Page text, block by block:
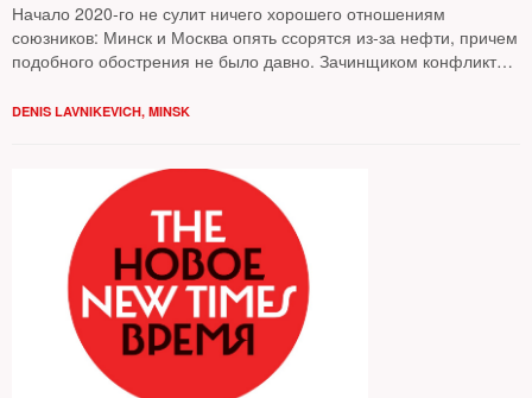
Начало 2020-го не сулит ничего хорошего отношениям
союзников: Минск и Москва опять ссорятся из-за нефти, причем
подобного обострения не было давно. Зачинщиком конфликта
Лавникевич
DENIS LAVNIKEVICH, MINSK